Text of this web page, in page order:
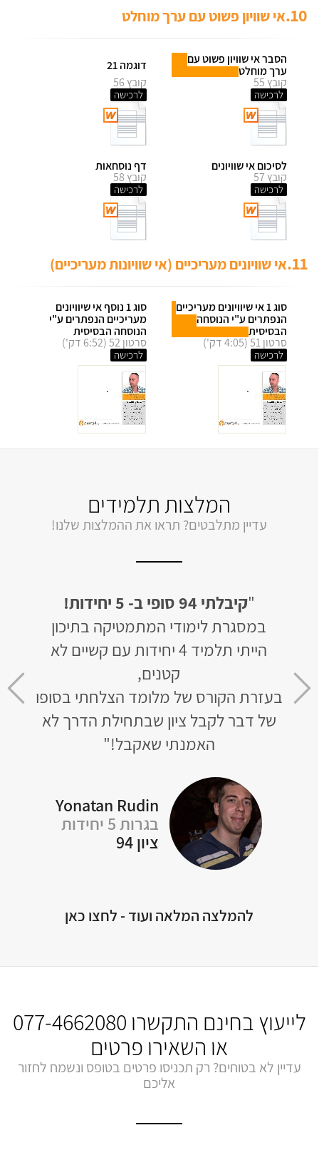
10. אי שוויון פשוט עם ערך מוחלט
הסבר אי שוויון פשוט עם
ערך מוחלט
קובץ 55
לרכישה
דוגמה 21
קובץ 56
לרכישה
לסיכום אי שוויונים
קובץ 57
לרכישה
דף נוסחאות
קובץ 58
לרכישה
11. אי שוויונים מעריכיים (אי שוויונות מעריכיים)
סוג 1 אי שיוויונים מעריכיים
הנפתרים ע"י הנוסחה
הבסיסית
סרטון 51 (4:05 דק')
לרכישה
סוג 1 נוסף אי שיוויונים
מעריכיים הנפתרים ע"י
הנוסחה הבסיסית
סרטון 52 (6:52 דק')
לרכישה
המלצות תלמידים
עדיין מתלבטים? תראו את ההמלצות שלנו!
לבסוף קיבלתי 94 ב- 5 יחידות!
האתר בנוי בצורה מעולה, החומר מסודר
ומובן וכמובן מקיף את כל הנושאים
שצריך לבגרות.
הצלחתי תוך חודש וחצי, לאחר ש-4 שנים
לא נגעתי במתמטיקה, לפתור בגרויות
ברמת 5 יחידות!"
Rotem Naon
בגרות 5 יחידות
ציון 94
להמלצה המלאה ועוד - לחצו כאן
לייעוץ בחינם התקשרו 077-4662080
או השאירו פרטים
עדיין לא בטוחים? רק תכניסו פרטים בטופס ונשמח לחזור
אליכם